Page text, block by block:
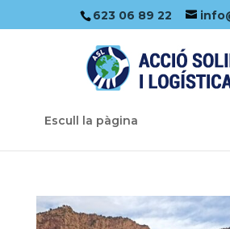
623 06 89 22
Escull la pàgina